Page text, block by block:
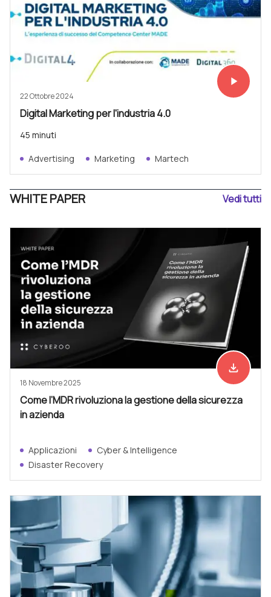
Vedi subito
play_arrow
22 Ottobre 2024
Digital Marketing per l'industria 4.0
45 minuti
Advertising Marketing Martech
WHITE PAPER Vedi tutti
Scarica
file_download
18 Novembre 2025
Come l’MDR rivoluziona la gestione della sicurezza
in azienda
Applicazioni
Cyber & Intelligence
Disaster Recovery